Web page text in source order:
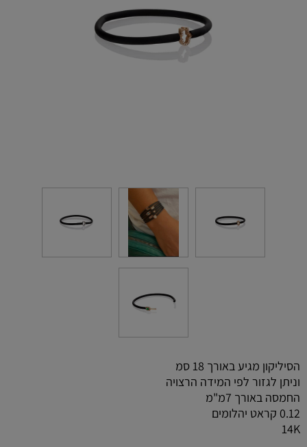
הסיליקון מגיע באורך 18 סמ
וניתן לגזור לפי המידה הרצויה
החמסה באורך 7מ"מ
0.12 קראט יהלומים
14K